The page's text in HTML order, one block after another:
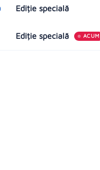
Ediție specială
Ediție specială ACUM